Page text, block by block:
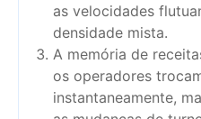
as velocidades
densidade mista.
A memória de
os operadores
instantaneamente,